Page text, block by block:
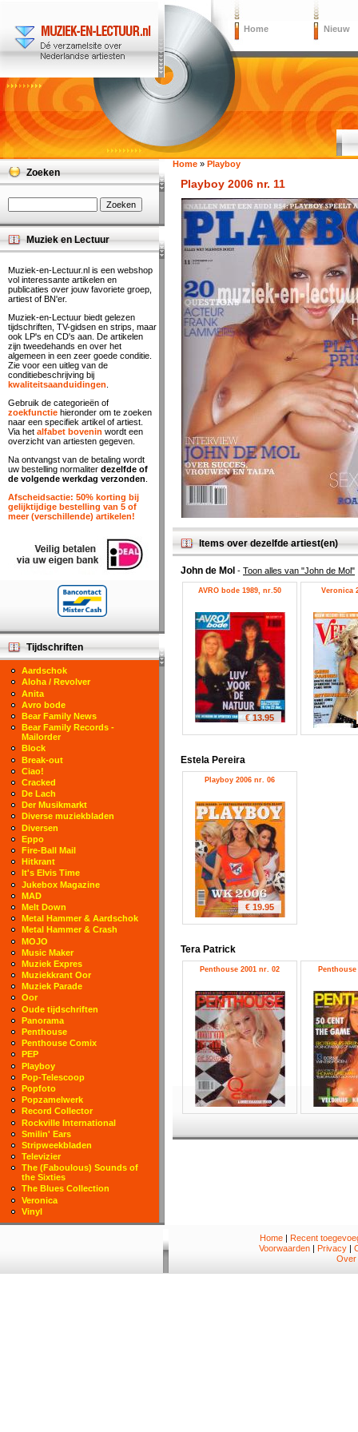
Home Nieuw
Home » Playboy
Playboy 2006 nr. 11
Items over dezelfde artiest(en)
John de Mol - Toon alles van "John de Mol"
AVRO bode 1989, nr.50
€ 13.95
Veronica
Estela Pereira
Playboy 2006 nr. 06
€ 19.95
Tera Patrick
Penthouse 2001 nr. 02
Zoeken
Muziek en Lectuur
Muziek-en-Lectuur.nl is een webshop
vol interessante artikelen en
publicaties over jouw favoriete groep,
artiest of BN'er.
Muziek-en-Lectuur biedt gelezen
tijdschriften, TV-gidsen en strips, maar
ook LP's en CD's aan. De artikelen
zijn tweedehands en over het
algemeen in een zeer goede conditie.
Zie voor een uitleg van de
conditiebeschrijving bij
kwaliteitsaanduidingen
Gebruik de categorieën of
zoekfunctie hieronder om te zoeken
naar een specifiek artikel of artiest.
Via het alfabet bovenin wordt een
overzicht van artiesten gegeven.
Na ontvangst van de betaling wordt
uw bestelling normaliter dezelfde of
de volgende werkdag verzonden
Afscheidsactie: 50% korting bij
gelijktijdige bestelling van 5 of
meer (verschillende) artikelen!
Tijdschriften
Aardschok
Aloha / Revolver
Anita
Avro bode
Bear Family News
Bear Family Records -
Mailorder
Block
Break-out
Ciao!
Cracked
De Lach
Der Musikmarkt
Diverse muziekbladen
Diversen
Eppo
Fire-Ball Mail
Hitkrant
It's Elvis Time
Jukebox Magazine
MAD
Melt Down
Metal Hammer & Aardschok
Metal Hammer & Crash
MOJO
Music Maker
Muziek Expres
Muziekkrant Oor
Muziek Parade
Oor
Oude tijdschriften
Panorama
Penthouse
Penthouse Comix
PEP
Playboy
Pop-Telescoop
Popfoto
Popzamelwerk
Record Collector
Rockville International
Smilin' Ears
Stripweekbladen
Televizier
The (Faboulous) Sounds of
the Sixties
The Blues Collection
Veronica
Vinyl
Home| Recent
Voorwaarden | Privacy |
Over